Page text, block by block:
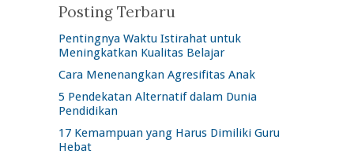
Posting Terbaru
Pentingnya Waktu Istirahat untuk
Meningkatkan Kualitas Belajar
Cara Menenangkan Agresifitas Anak
5 Pendekatan Alternatif dalam Dunia
Pendidikan
17 Kemampuan yang Harus Dimiliki Guru
Hebat